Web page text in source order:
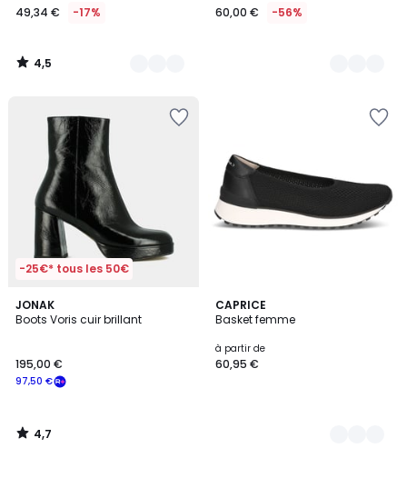
49,34 € -17%
4,5
/
60,00 € -56%
-25€* tous les 50€
JONAK
Boots Voris cuir brillant
97,50 €
195,00 €
4,7
/ 5
4,7
/
CAPRICE
Basket femme
à partir de
60,95 €
4
Couleurs